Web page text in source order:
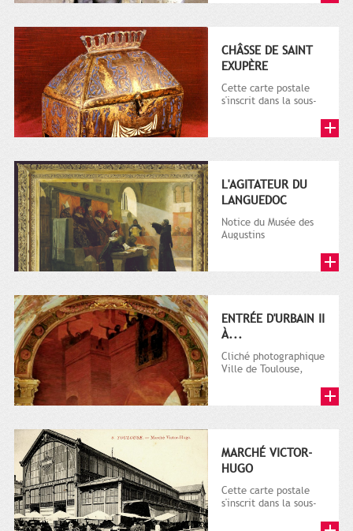
CHÂSSE DE SAINT
EXUPÈRE
Cette carte postale
s'inscrit dans la sous-
plusieurs milliers de...
L'AGITATEUR DU
LANGUEDOC
Notice du Musée des
Augustins
Montpellier,...
ENTRÉE D'URBAIN II
À...
Cliché photographique
Ville de Toulouse,
MARCHÉ VICTOR-
HUGO
Cette carte postale
s'inscrit dans la sous-